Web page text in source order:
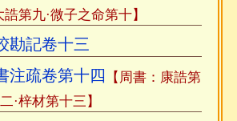
第九·微子之命第十】
勘記卷十三
注疏卷第十四
【周書：康誥第
·梓材第十三】